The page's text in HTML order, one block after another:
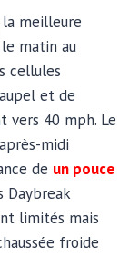
la meilleure
matin au
cellules
et de
vers 40 mph. Le
midi
de un pouce
Daybreak
limités mais
froide